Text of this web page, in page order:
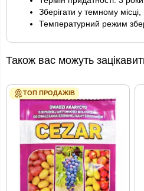
Зберігати у темному
Температурний режим
Також вас можуть
ТОП ПРОДАЖІВ